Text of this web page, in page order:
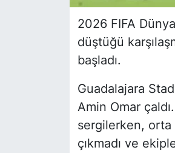
2026 FIFA
düştüğü
başladı.
Guadalajara
Amin Omar
sergilerken, orta
çıkmadı ve